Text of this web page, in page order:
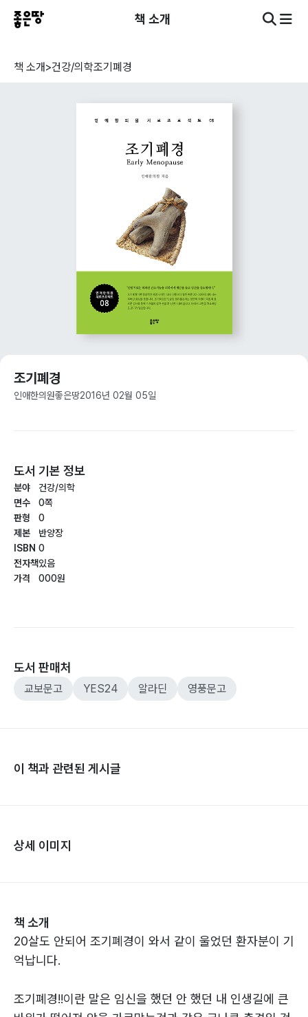
책 소개
책 소개>건강/의학조기폐경
조기폐경
인애한의원좋은땅2016년 02월 05일
도서 기본 정보
분야
면수
판형
제본
ISBN
전자책
가격
건강/의학
0쪽
0
반양장
0
있음
000원
도서 판매처
교보문고 YES24 알라딘 영풍문고
이 책과 관련된 게시글
상세 이미지
책 소개
20살도 안되어 조기폐경이 와서 같이 울었던 환자분이 기
억납니다.
조기폐경!!이란 말은 임신을 했던 안 했던 내 인생길에 큰